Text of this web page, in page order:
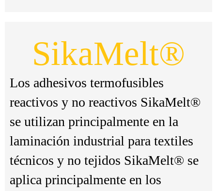
SikaMelt®
Los adhesivos termofusibles
reactivos y no reactivos SikaMelt®
se utilizan principalmente en la
laminación industrial para textiles
técnicos y no tejidos SikaMelt® se
aplica principalmente en los